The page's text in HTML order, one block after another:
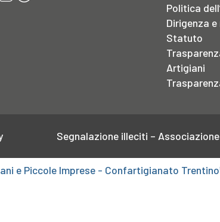
Politica
Dirigenza
Statuto
Artigiani
Segnalazione illeciti –
e Piccole Imprese - Confartigianato